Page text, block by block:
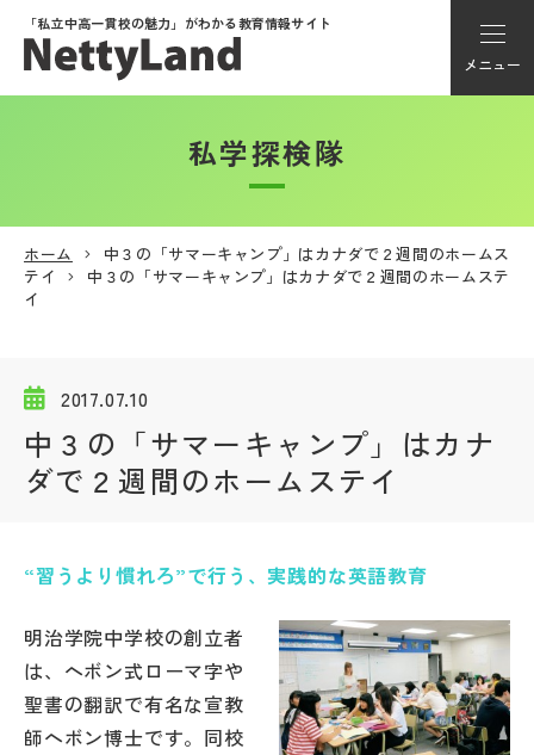
「私立中高一貫校の魅力」がわかる教育情報サイト
メニュー
アカウント登録
メニュー
学校動画
帰国生受験情報
説明会・イベント情報
よみもの
私学探検隊
ホーム
中３の「サマーキャンプ」はカナダで２週間のホームス
テイ
中３の「サマーキャンプ」はカナダで２週間のホームステ
イ
2017.07.10
中３の「サマーキャンプ」はカナ
ダで２週間のホームステイ
“習うより慣れろ”で行う、実践的な英語教育
明治学院中学校の創立者
は、ヘボン式ローマ字や
聖書の翻訳で有名な宣教
師ヘボン博士です。同校